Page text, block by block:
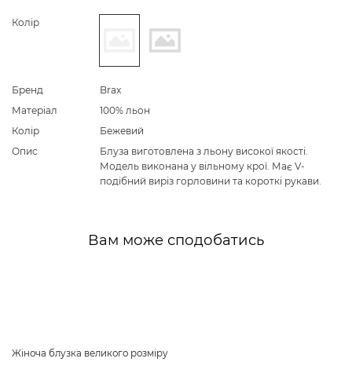
Колір
Бренд
Brax
Матеріал
100% льон
Колір
Бежевий
Опис
Блуза виготовлена з льону високої якості.
Модель виконана у вільному крої. Має V-
подібний виріз горловини та короткі рукави.
Вам може сподобатись
Жіноча блузка великого розміру